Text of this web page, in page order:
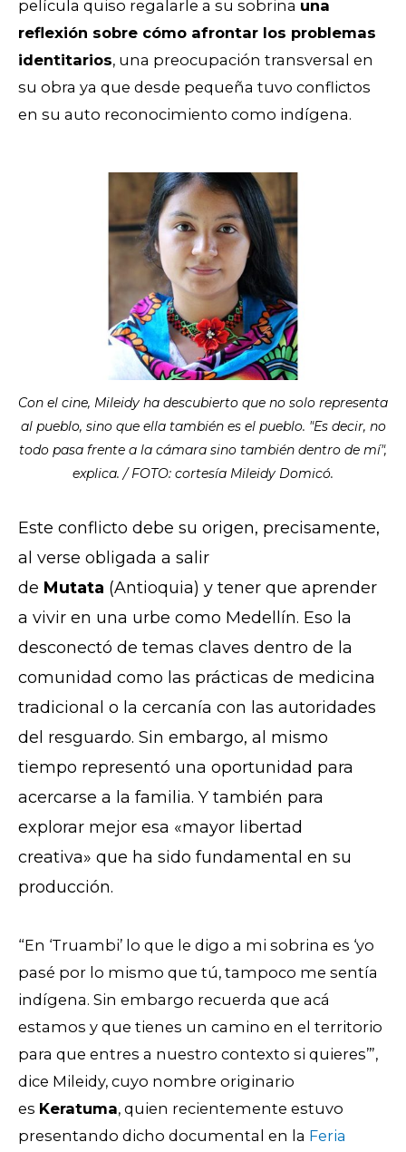
película quiso regalarle a su sobrina una
reflexión sobre cómo afrontar los problemas
identitarios, una preocupación transversal en
su obra ya que desde pequeña tuvo conflictos
en su auto reconocimiento como indígena.
Con el cine, Mileidy ha descubierto que no solo representa
al pueblo, sino que ella también es el pueblo. "Es decir, no
todo pasa frente a la cámara sino también dentro de mí",
explica. / FOTO: cortesía Mileidy Domicó.
Este conflicto debe su origen, precisamente,
al verse obligada a salir
de Mutata (Antioquia) y tener que aprender
a vivir en una urbe como Medellín. Eso la
desconectó de temas claves dentro de la
comunidad como las prácticas de medicina
tradicional o la cercanía con las autoridades
del resguardo. Sin embargo, al mismo
tiempo representó una oportunidad para
acercarse a la familia. Y también para
explorar mejor esa «mayor libertad
creativa» que ha sido fundamental en su
producción.
“En ‘Truambi’ lo que le digo a mi sobrina es ‘yo
pasé por lo mismo que tú, tampoco me sentía
indígena. Sin embargo recuerda que acá
estamos y que tienes un camino en el territorio
para que entres a nuestro contexto si quieres’”,
dice Mileidy, cuyo nombre originario
es Keratuma, quien recientemente estuvo
presentando dicho documental en la Feria